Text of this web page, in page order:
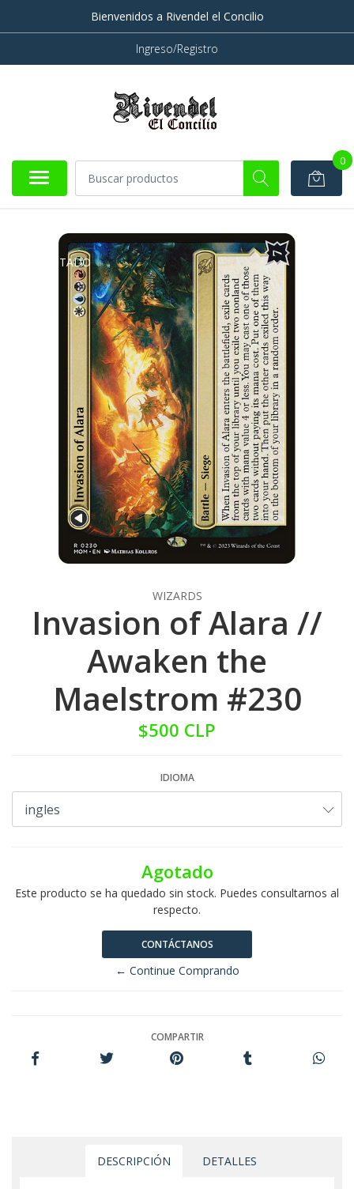
Bienvenidos a Rivendel el Concilio
Ingreso/Registro
0
AGOTADO
WIZARDS
Invasion of Alara //
Awaken the
Maelstrom #230
$500 CLP
IDIOMA
Agotado
Este producto se ha quedado sin stock. Puedes consultarnos al
respecto.
CONTÁCTANOS
← Continue Comprando
COMPARTIR
DESCRIPCIÓN DETALLES